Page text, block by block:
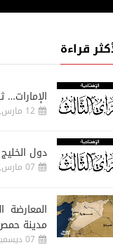
قراءة
الإمارات…
12 مارس, 2026
دول
07 مارس, 2026
مدينة
07 ديسمبر, 2024